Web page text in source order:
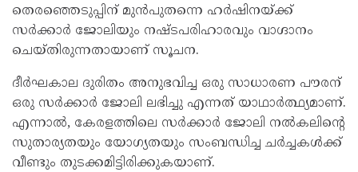
തെരഞ്ഞെടുപ്പിന് മുന്‍പുതന്നെ ഹര്‍ഷിനയ്ക്ക്
സര്‍ക്കാര്‍ ജോലിയും നഷ്ടപരിഹാരവും വാഗ്ദാനം
ചെയ്തിരുന്നതായാണ് സൂചന.
ദീര്‍ഘകാല ദുരിതം അനുഭവിച്ച ഒരു സാധാരണ പൗരന്
ഒരു സര്‍ക്കാര്‍ ജോലി ലഭിച്ചു എന്നത് യാഥാര്‍ത്ഥ്യമാണ്.
എന്നാല്‍, കേരളത്തിലെ സര്‍ക്കാര്‍ ജോലി നല്‍കലിന്റെ
സുതാര്യതയും യോഗ്യതയും സംബന്ധിച്ച ചര്‍ച്ചകള്‍ക്ക്
വീണ്ടും തുടക്കമിട്ടിരിക്കുകയാണ്.